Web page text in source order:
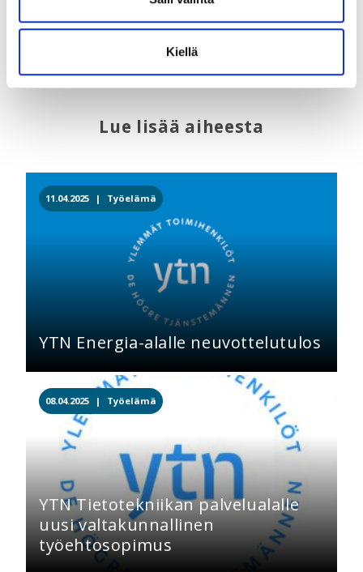
Kiellä
YTYn hallitusohjelmatavoitteet vuosille 2019-2023
Lue lisää aiheesta
11.04.2025 | Työelämä
YTN Energia-alalle neuvottelutulos
08.04.2025 | Työelämä
YTN Tietotekniikan palvelualalle
uusi valtakunnallinen
työehtosopimus